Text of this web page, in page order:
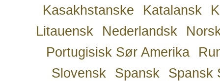
Kasakhstanske
Katalansk
Litauensk
Nederlandsk
Portugisisk Sør Amerika
Slovensk
Spansk
Spansk